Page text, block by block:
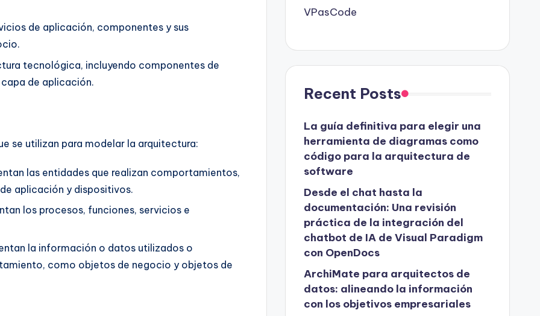
de aplicación, componentes y sus
tecnológica, incluyendo componentes de
de aplicación.
se utilizan para modelar la arquitectura:
las entidades que realizan comportamientos,
aplicación y dispositivos.
los procesos, funciones, servicios e
la información o datos utilizados o
como objetos de negocio y objetos de
VPasCode
Recent Posts
La guía definitiva para elegir una
herramienta de diagramas como
código para la arquitectura de
software
Desde el chat hasta la
documentación: Una revisión
práctica de la integración del
chatbot de IA de Visual Paradigm
con OpenDocs
ArchiMate para arquitectos de
datos: alineando la información
con los objetivos empresariales